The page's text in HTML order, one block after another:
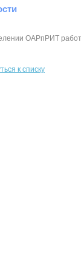
ОАРпРИТ
к списку